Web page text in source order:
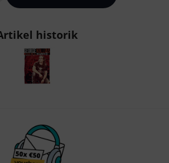
historik